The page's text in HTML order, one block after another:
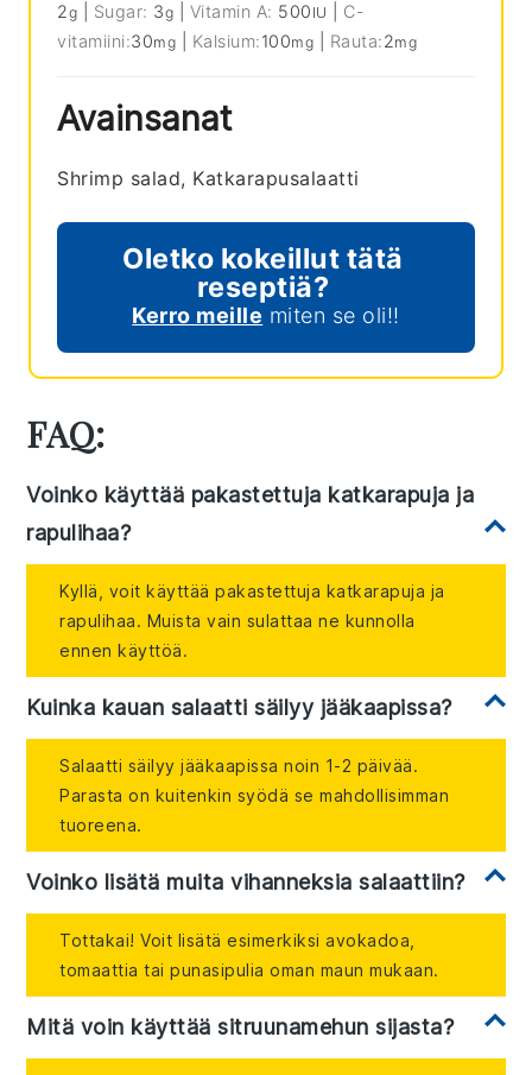
2g Sugar: 3g Vitamin A: 500 IU
C-
vitamiini:30mg Kalsium:100mg Rauta:2mg
Avainsanat
Shrimp salad, Katkarapusalaatti
Oletko kokeillut tätä
reseptiä?
Kerro meille miten se oli!!
FAQ:
Voinko käyttää pakastettuja katkarapuja ja
rapulihaa?
Kyllä, voit käyttää pakastettuja katkarapuja ja
rapulihaa. Muista vain sulattaa ne kunnolla
ennen käyttöä.
Kuinka kauan salaatti säilyy jääkaapissa?
Salaatti säilyy jääkaapissa noin 1-2 päivää.
Parasta on kuitenkin syödä se mahdollisimman
tuoreena.
Voinko lisätä muita vihanneksia salaattiin?
Tottakai! Voit lisätä esimerkiksi avokadoa,
tomaattia tai punasipulia oman maun mukaan.
Mitä voin käyttää sitruunamehun sijasta?